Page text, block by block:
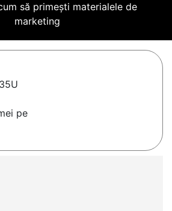
să primești materialele de
marketing
pe